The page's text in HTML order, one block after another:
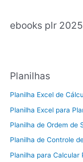
ebooks plr 2025
Planilhas
Planilha Excel de
Planilha Excel para
Planilha de Ordem de
Planilha de Controle
Planilha para Calcular